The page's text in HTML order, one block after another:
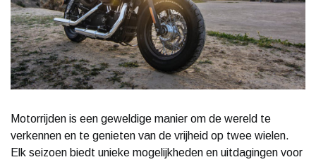
Motorrijden is een geweldige manier om de wereld te
verkennen en te genieten van de vrijheid op twee wielen.
Elk seizoen biedt unieke mogelijkheden en uitdagingen voor